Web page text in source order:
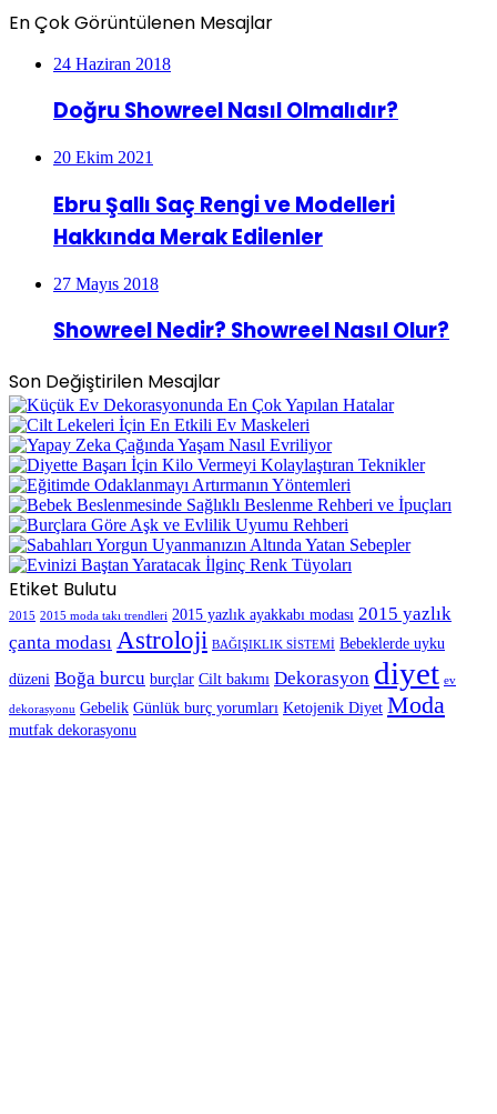
En Çok Görüntülenen Mesajlar
24 Haziran 2018
Doğru Showreel Nasıl Olmalıdır?
20 Ekim 2021
Ebru Şallı Saç Rengi ve Modelleri
Hakkında Merak Edilenler
27 Mayıs 2018
Showreel Nedir? Showreel Nasıl Olur?
Son Değiştirilen Mesajlar
Etiket Bulutu
2015 2015 moda takı trendleri 2015 yazlık ayakkabı modası 2015 yazlık
çanta modası Astroloji BAĞIŞIKLIK SİSTEMİ Bebeklerde uyku
düzeni Boğa burcu burçlar Cilt bakımı Dekorasyon diyet ev
dekorasyonu Gebelik Günlük burç yorumları Ketojenik Diyet Moda
mutfak dekorasyonu